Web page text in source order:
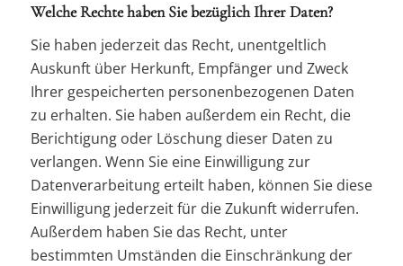
Welche Rechte haben Sie bezüglich Ihrer Daten?
Sie haben jederzeit das Recht, unentgeltlich
Auskunft über Herkunft, Empfänger und Zweck
Ihrer gespeicherten personenbezogenen Daten
zu erhalten. Sie haben außerdem ein Recht, die
Berichtigung oder Löschung dieser Daten zu
verlangen. Wenn Sie eine Einwilligung zur
Datenverarbeitung erteilt haben, können Sie diese
Einwilligung jederzeit für die Zukunft widerrufen.
Außerdem haben Sie das Recht, unter
bestimmten Umständen die Einschränkung der